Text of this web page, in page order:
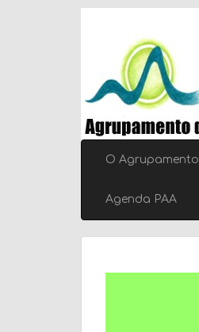
O Agrupamento
Agenda PAA